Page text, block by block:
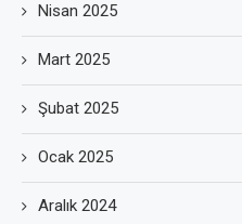
Nisan 2025
Mart 2025
Şubat 2025
Ocak 2025
Aralık 2024